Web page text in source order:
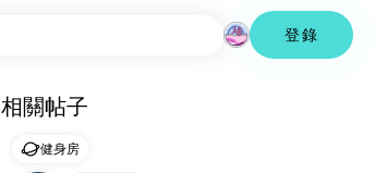
登錄
相關帖子
健身房